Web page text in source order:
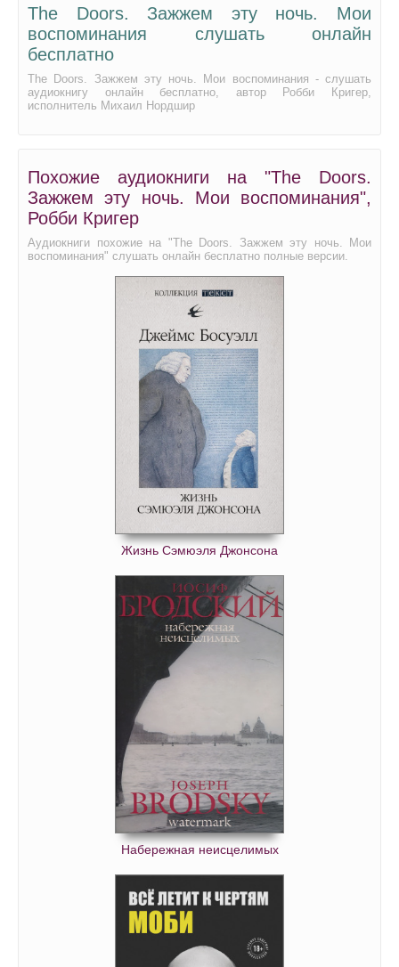
The Doors. Зажжём эту ночь. Мои воспоминания 35
The Doors. Зажжём эту ночь. Мои воспоминания 36
The Doors. Зажжём эту ночь. Мои воспоминания 37
The Doors. Зажжём эту ночь. Мои воспоминания 38
The Doors. Зажжём эту ночь. Мои воспоминания 41
The Doors. Зажжём эту ночь. Мои воспоминания 42
The Doors. Зажжём эту ночь. Мои воспоминания 43
The Doors. Зажжём эту ночь. Мои воспоминания 44
The Doors. Зажжём эту ночь. Мои воспоминания 45
The Doors. Зажжём эту ночь. Мои воспоминания 46
The Doors. Зажжём эту ночь. Мои воспоминания 47
The Doors. Зажжём эту ночь. Мои воспоминания 48
The Doors. Зажжём эту ночь. Мои воспоминания 49
The Doors. Зажжём эту ночь. Мои воспоминания 50
The Doors. Зажжём эту ночь. Мои воспоминания 51
The Doors. Зажжём эту ночь. Мои воспоминания 52
The Doors. Зажжём эту ночь. Мои воспоминания 53
The Doors. Зажжём эту ночь. Мои воспоминания 54
The Doors. Зажжём эту ночь. Мои воспоминания 55
The Doors. Зажжём эту ночь. Мои воспоминания 56
The Doors. Зажжём эту ночь. Мои воспоминания 57
The Doors. Зажжем эту ночь. Мои
воспоминания слушать онлайн
бесплатно
The Doors. Зажжем эту ночь. Мои воспоминания - слушать
аудиокнигу онлайн бесплатно, автор Робби Кригер,
исполнитель Михаил Нордшир
Похожие аудиокниги на "The Doors.
Зажжем эту ночь. Мои воспоминания",
Робби Кригер
Аудиокниги похожие на "The Doors. Зажжем эту ночь. Мои
воспоминания" слушать онлайн бесплатно полные версии.
Жизнь Сэмюэля Джонсона
Набережная неисцелимых